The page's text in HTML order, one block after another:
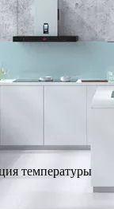
температуры